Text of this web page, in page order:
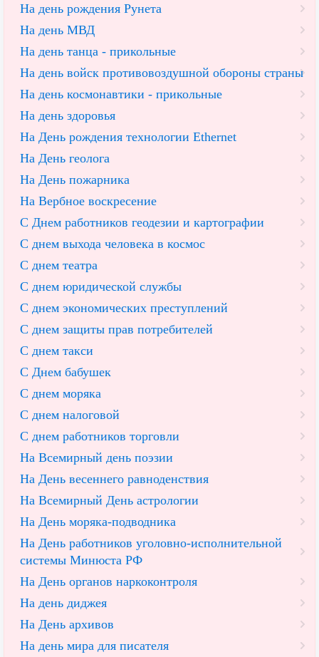
На день рождения Рунета
На день МВД
На день танца - прикольные
На день войск противовоздушной обороны страны
На день космонавтики - прикольные
На день здоровья
На День рождения технологии Ethernet
На День геолога
На День пожарника
На Вербное воскресение
С Днем работников геодезии и картографии
С днем выхода человека в космос
С днем театра
С днем юридической службы
С днем экономических преступлений
С днем защиты прав потребителей
С днем такси
С Днем бабушек
С днем моряка
С днем налоговой
С днем работников торговли
На Всемирный день поэзии
На День весеннего равноденствия
На Всемирный День астрологии
На День моряка-подводника
На День работников уголовно-исполнительной
системы Минюста РФ
На День органов наркоконтроля
На день диджея
На День архивов
На день мира для писателя